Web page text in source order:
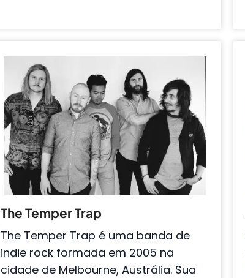
The Temper Trap
The Temper Trap é uma banda de
indie rock formada em 2005 na
cidade de Melbourne, Austrália. Sua